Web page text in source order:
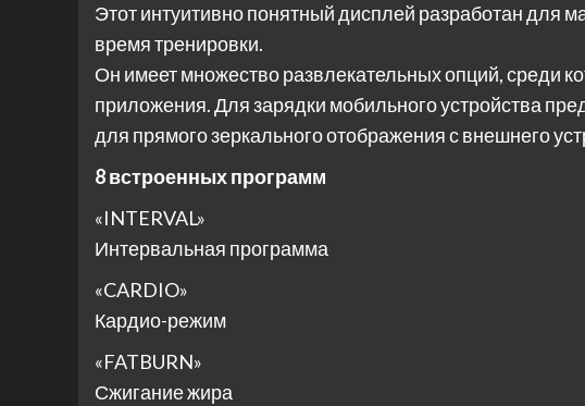
Этот интуитивно понятный дисплей разработан для
время тренировки.
Он имеет множество развлекательных опций, среди
приложения. Для зарядки мобильного устройства
для прямого зеркального отображения с внешнего
8 встроенных программ
«INTERVAL»
Интервальная программа
«CARDIO»
Кардио-режим
«FATBURN»
Сжигание жира